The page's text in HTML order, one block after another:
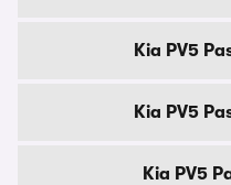
Kia PV5
Kia PV5
Kia PV5